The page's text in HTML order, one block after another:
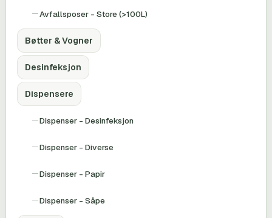
Avfallsposer - Store (>100L)
Bøtter & Vogner
Desinfeksjon
Dispensere
Dispenser - Desinfeksjon
Dispenser - Diverse
Dispenser - Papir
Dispenser - Såpe